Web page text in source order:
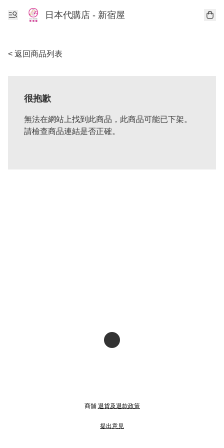
日本代購店 - 新宿屋
< 返回商品列表
很抱歉
無法在網站上找到此商品，此商品可能已下架。
請檢查商品連結是否正確。
商舖 退貨及退款政策
提出意見